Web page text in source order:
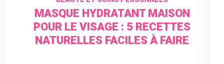
MASQUE HYDRATANT MAISON
POUR LE VISAGE : 5 RECETTES
NATURELLES FACILES À FAIRE